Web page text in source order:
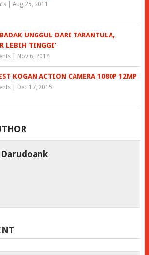
| Aug 25, 2011
BADAK UNGGUL DARI TARANTULA,
LEBIH TINGGI’
| Nov 6, 2014
KOGAN ACTION CAMERA 1080P 12MP
| Dec 17, 2015
Darudoank